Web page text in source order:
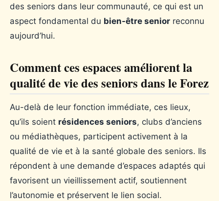
des seniors dans leur communauté, ce qui est un
aspect fondamental du bien-être senior reconnu
aujourd’hui.
Comment ces espaces améliorent la
qualité de vie des seniors dans le Forez
Au-delà de leur fonction immédiate, ces lieux,
qu’ils soient résidences seniors, clubs d’anciens
ou médiathèques, participent activement à la
qualité de vie et à la santé globale des seniors. Ils
répondent à une demande d’espaces adaptés qui
favorisent un vieillissement actif, soutiennent
l’autonomie et préservent le lien social.